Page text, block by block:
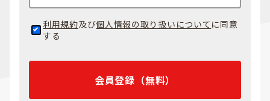
利用規約及び個人情報の取り扱いについて に同意
する
会員登録（無料）